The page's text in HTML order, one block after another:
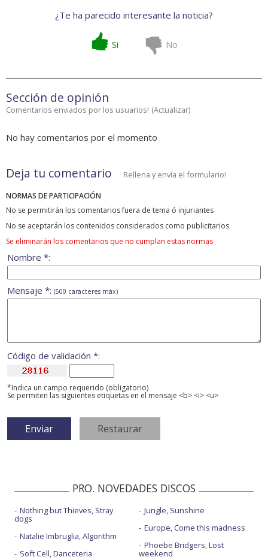
¿Te ha parecido interesante la noticia?
Si No
Sección de opinión
Comentarios enviados por los usuarios! (Actualizar)
No hay comentarios por el momento
Deja tu comentario Rellena y envía el formulario!
NORMAS DE PARTICIPACIÓN
No se permitirán los comentarios fuera de tema ó injuriantes
No se aceptarán los contenidos considerados como publicitarios
Se eliminarán los comentarios que no cumplan estas normas
Nombre *:
Mensaje *: (500 caracteres máx)
Código de validación *:
*Indica un campo requerido (obligatorio)
Se permiten las siguientes etiquetas en el mensaje <b> <i> <u>
PRO. NOVEDADES DISCOS
Nothing but Thieves, Stray
dogs
Natalie Imbruglia, Algorithm
Soft Cell, Danceteria
Jungle, Sunshine
Europe, Come this madness
Phoebe Bridgers, Lost
weekend